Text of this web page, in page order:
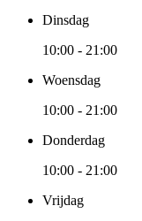
Dinsdag
10:00 - 21:00
Woensdag
10:00 - 21:00
Donderdag
10:00 - 21:00
Vrijdag